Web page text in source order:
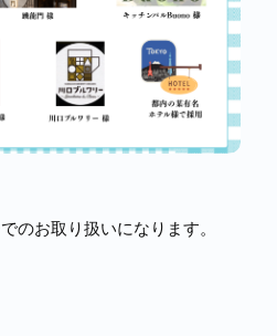
のお取り扱いになります。